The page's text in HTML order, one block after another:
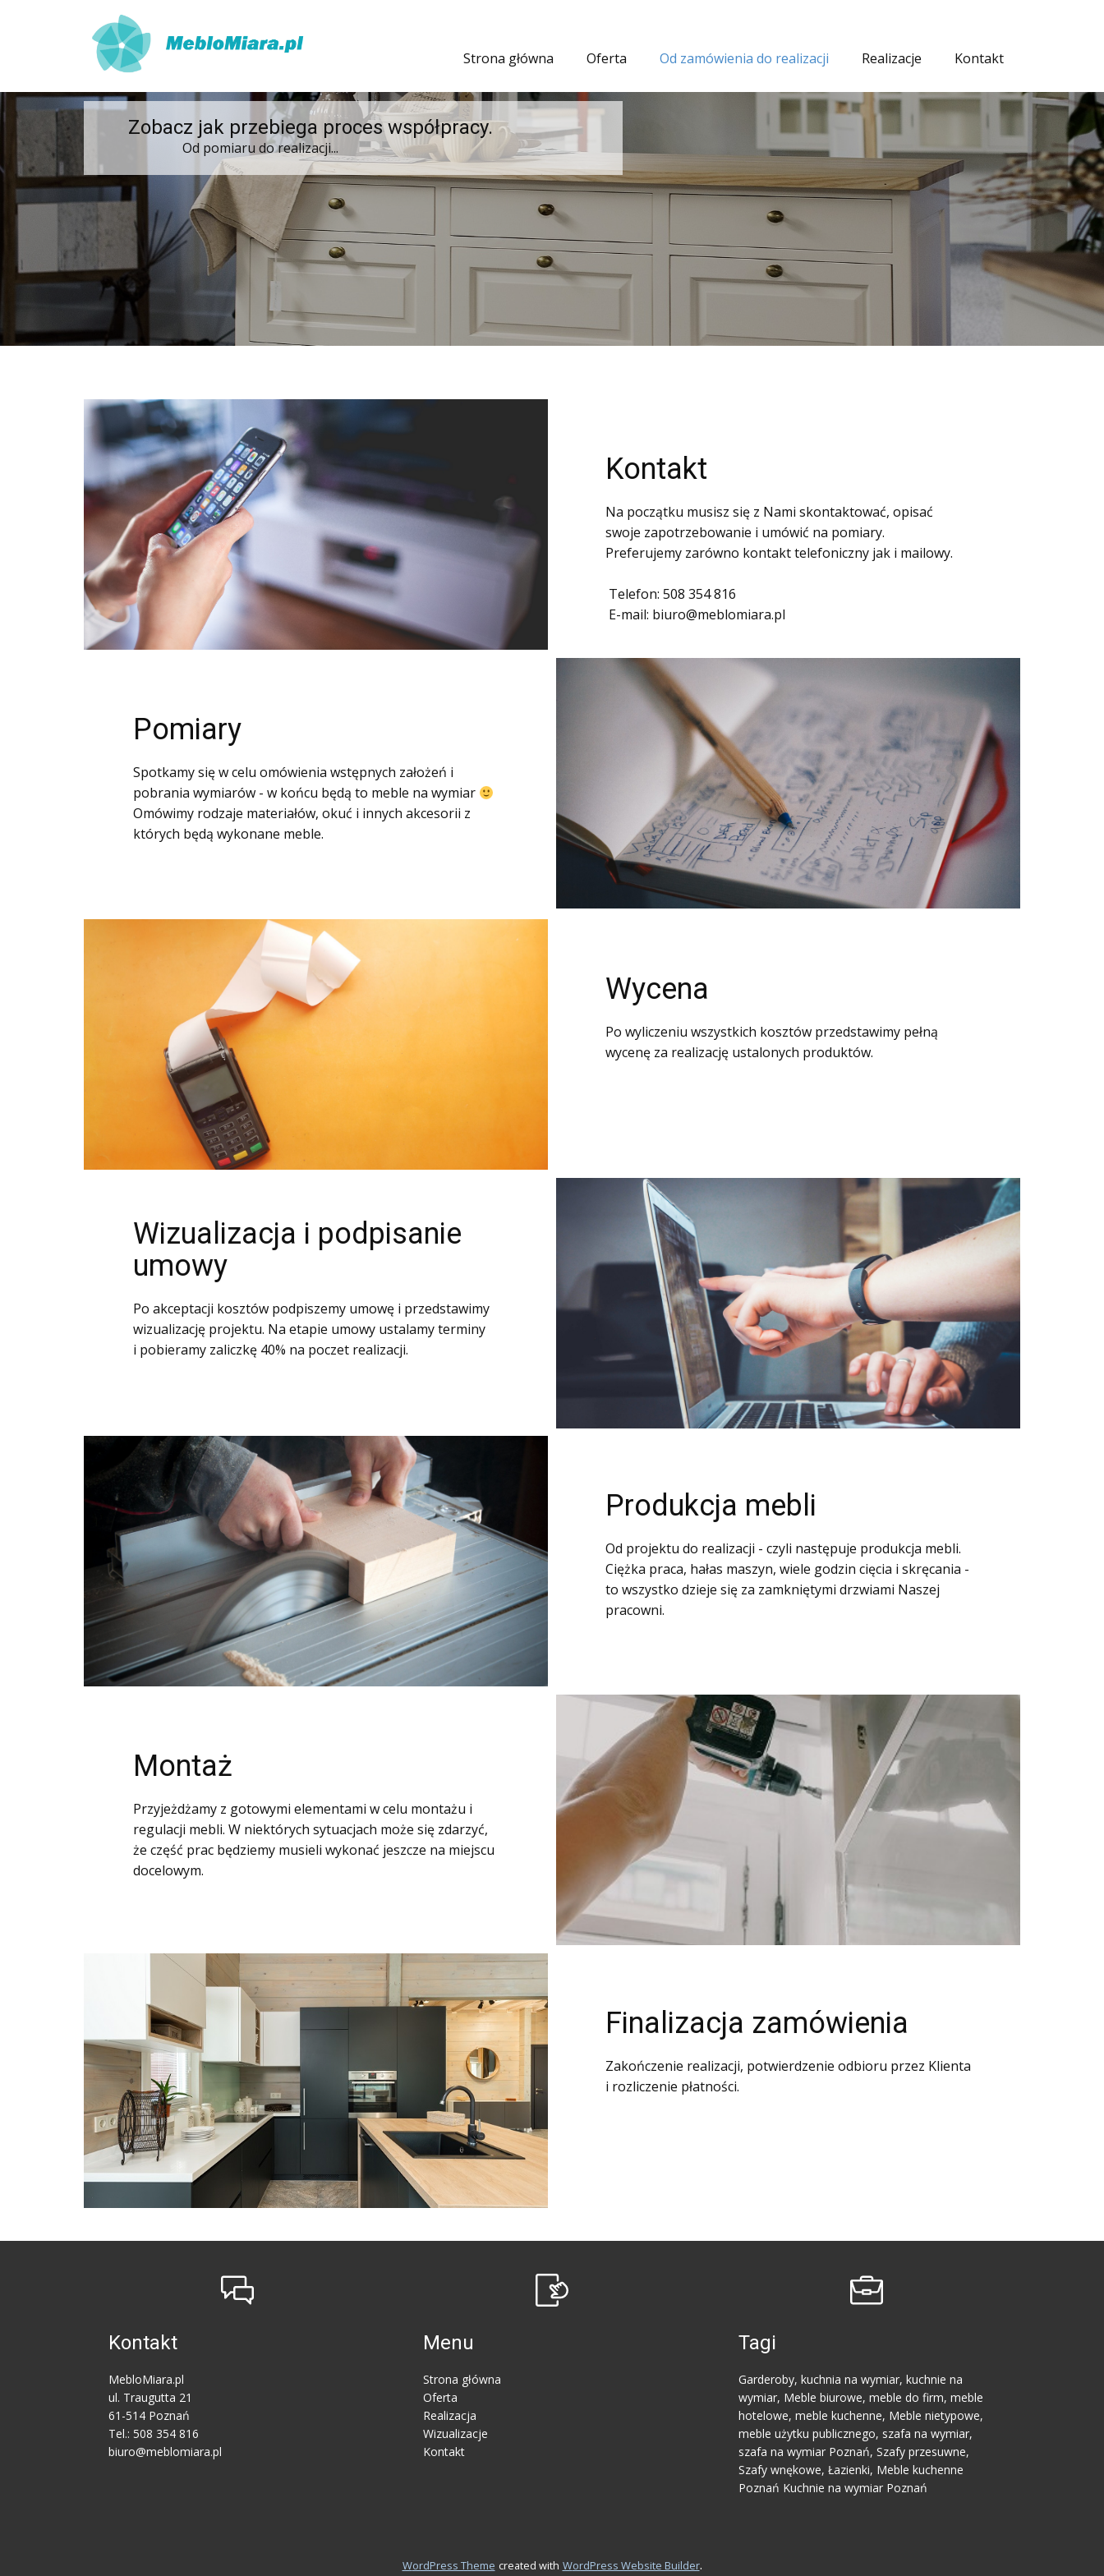
Strona główna Oferta Od zamówienia do realizacji Realizacje Kontakt
Zobacz jak przebiega proces współpracy.
Od pomiaru do realizacji...
Kontakt
Na początku musisz się z Nami skontaktować, opisać
swoje zapotrzebowanie i umówić na pomiary.
Preferujemy zarówno kontakt telefoniczny jak i mailowy.
Telefon: 508 354 816
E-mail: biuro@meblomiara.pl
Pomiary
Spotkamy się w celu omówienia wstępnych założeń i
pobrania wymiarów - w końcu będą to meble na wymiar
Omówimy rodzaje materiałów, okuć i innych akcesorii z
których będą wykonane meble.
Wycena
Po wyliczeniu wszystkich kosztów przedstawimy pełną
wycenę za realizację ustalonych produktów.
Wizualizacja i podpisanie
umowy
Po akceptacji kosztów podpiszemy umowę i przedstawimy
wizualizację projektu. Na etapie umowy ustalamy terminy
i pobieramy zaliczkę 40% na poczet realizacji.
Produkcja mebli
Od projektu do realizacji - czyli następuje produkcja mebli.
Ciężka praca, hałas maszyn, wiele godzin cięcia i skręcania -
to wszystko dzieje się za zamkniętymi drzwiami Naszej
pracowni.
Montaż
Przyjeżdżamy z gotowymi elementami w celu montażu i
regulacji mebli. W niektórych sytuacjach może się zdarzyć,
że część prac będziemy musieli wykonać jeszcze na miejscu
docelowym.
Finalizacja zamówienia
Zakończenie realizacji, potwierdzenie odbioru przez Klienta
i rozliczenie płatności.
Kontakt
MebloMiara.pl
ul. Traugutta 21
61-514 Poznań
Tel.: 508 354 816
biuro@meblomiara.pl
Menu
Strona główna
Oferta
Realizacja
Wizualizacje
Kontakt
Tagi
Garderoby, kuchnia na wymiar, kuchnie na
wymiar, Meble biurowe, meble do firm, meble
hotelowe, meble kuchenne, Meble nietypowe,
meble użytku publicznego, szafa na wymiar,
szafa na wymiar Poznań, Szafy przesuwne,
Szafy wnękowe, Łazienki, Meble kuchenne
Poznań Kuchnie na wymiar Poznań
WordPress Theme created with WordPress Website Builder.